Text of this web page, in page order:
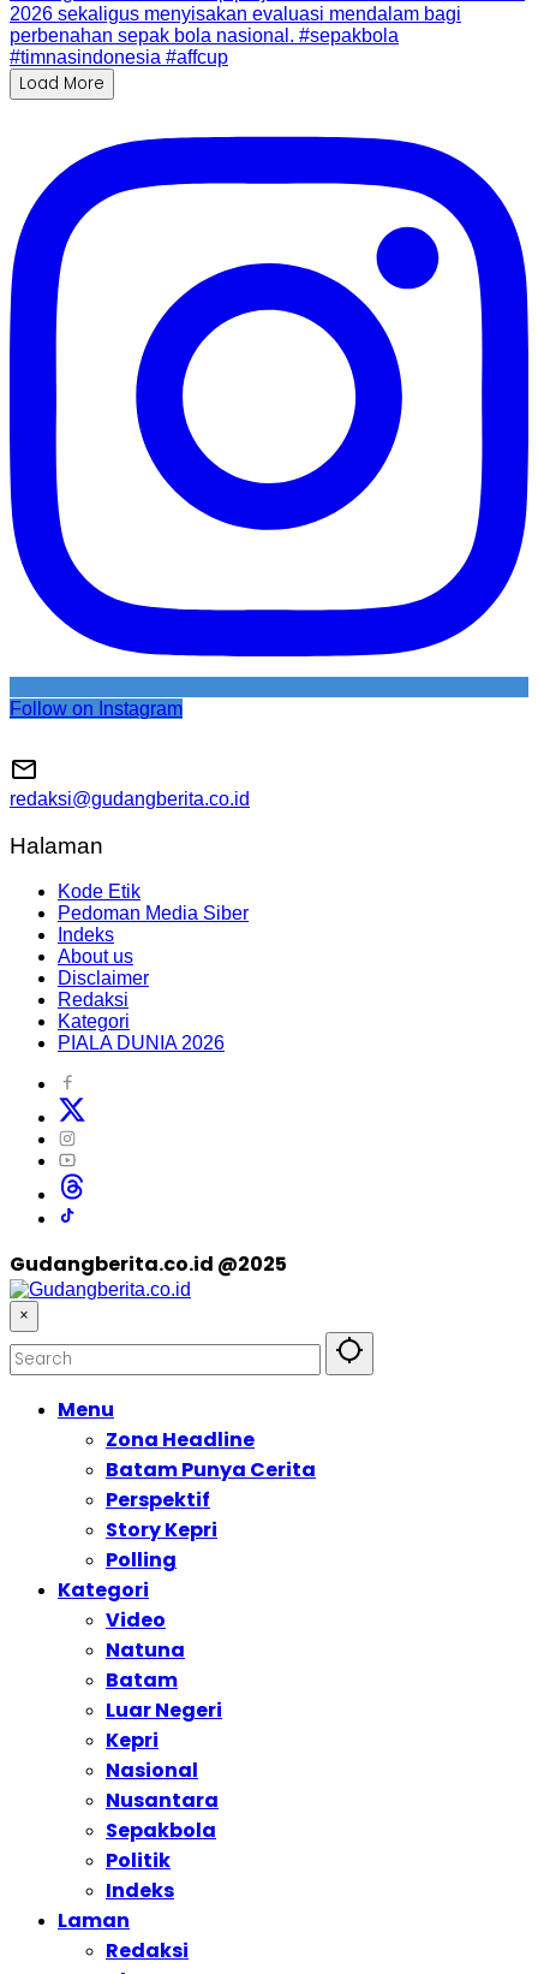
Load More
Follow on Instagram
redaksi@gudangberita.co.id
Halaman
Kode Etik
Pedoman Media Siber
Indeks
About us
Disclaimer
Redaksi
Kategori
PIALA DUNIA 2026
Gudangberita.co.id @2025
×
Menu
Zona Headline
Batam Punya Cerita
Perspektif
Story Kepri
Polling
Kategori
Video
Natuna
Batam
Luar Negeri
Kepri
Nasional
Nusantara
Sepakbola
Politik
Indeks
Laman
Redaksi